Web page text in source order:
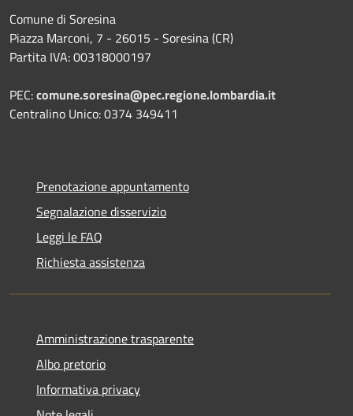
Comune di Soresina
Piazza Marconi, 7 - 26015 - Soresina (CR)
Partita IVA: 00318000197
PEC:comune.soresina@pec.regione.lombardia.it
Centralino Unico: 0374 349411
Prenotazione appuntamento
Segnalazione disservizio
Leggi le FAQ
Richiesta assistenza
Amministrazione trasparente
Albo pretorio
Informativa privacy